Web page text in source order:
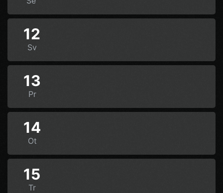
12
Sv
13
Pr
14
Ot
15
Tr